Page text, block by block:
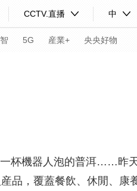
CCTV.直播 中
5G 産業+ 央央好物
鋒面
杯機器人泡的普洱……昨
品，覆蓋餐飲、休閒、康